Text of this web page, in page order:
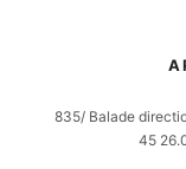
835/ Balade
45